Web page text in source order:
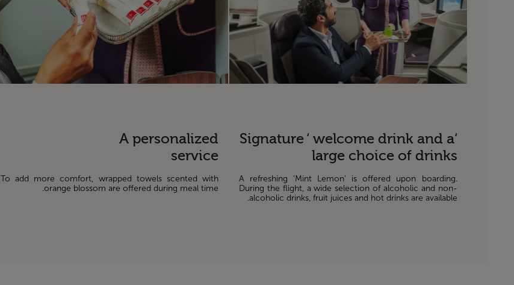
‘Signature ‘ welcome drink and a
large choice of drinks
A refreshing ‘Mint Lemon’ is offered upon boarding.
During the flight, a wide selection of alcoholic and non-
alcoholic drinks, fruit juices and hot drinks are available.
A personalized
service
To add more comfort, wrapped towels scented with
orange blossom are offered during meal time.